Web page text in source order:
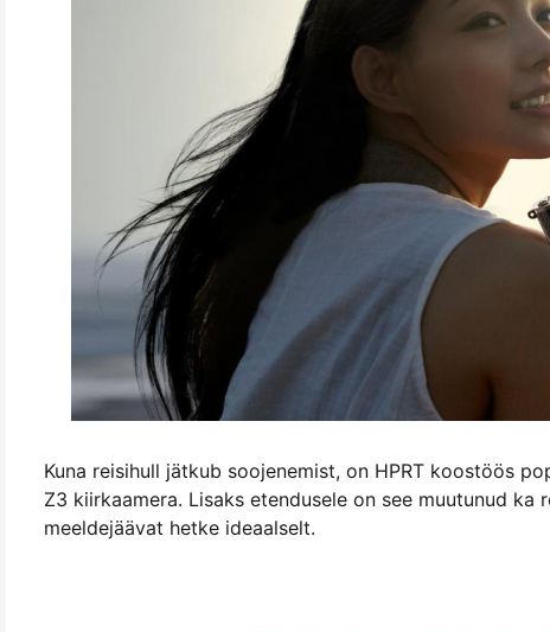
Kuna reisihull jätkub soojenemist, on HPRT koostöös
Z3 kiirkaamera. Lisaks etendusele on see muutunud
meeldejäävat hetke ideaalselt.